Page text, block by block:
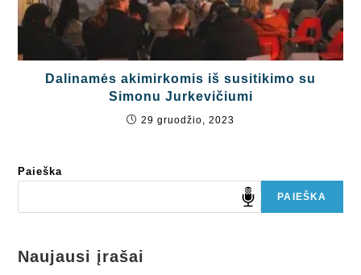
Dalinamės akimirkomis iš susitikimo su
Simonu Jurkevičiumi
29 gruodžio, 2023
Paieška
PAIEŠKA
Naujausi įrašai